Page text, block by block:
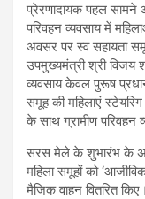
प्रेरणादायक पहल
परिवहन व्यवसाय में
अवसर पर स्व सहायता
उपमुख्यमंत्री श्री विजय
व्यवसाय केवल पुरूष
समूह की महिलाएं
के साथ ग्रामीण परिवहन
सरस मेले के शुभारंभ के
महिला समूहों को
मैजिक वाहन वितरित